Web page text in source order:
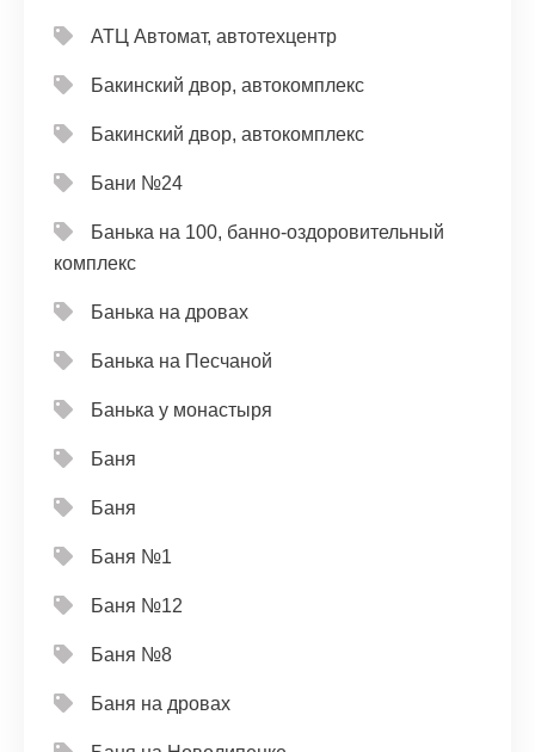
АТЦ Автомат, автотехцентр
Бакинский двор, автокомплекс
Бакинский двор, автокомплекс
Бани №24
Банька на 100, банно-оздоровительный
комплекс
Банька на дровах
Банька на Песчаной
Банька у монастыря
Баня
Баня
Баня №1
Баня №12
Баня №8
Баня на дровах